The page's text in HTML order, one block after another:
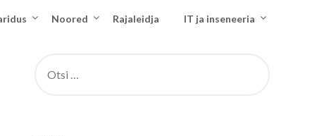
Noored Rajaleidja IT ja inseneeria